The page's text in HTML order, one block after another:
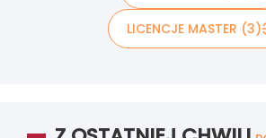
LICENCJE MASTER (3)